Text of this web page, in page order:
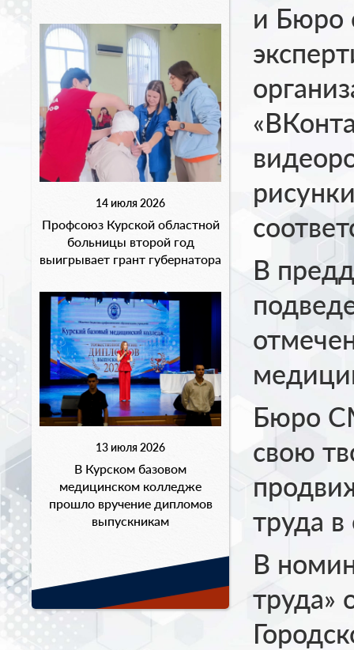
14 июля 2026
Профсоюз Курской областной
больницы второй год
выигрывает грант губернатора
13 июля 2026
В Курском базовом
медицинском колледже
прошло вручение дипломов
выпускникам
и Бюро
В
Бюро
свою
труда в
В
труда»